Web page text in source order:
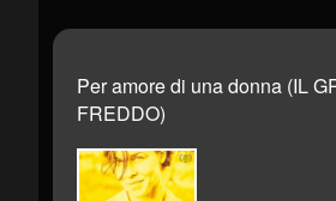
Per amore di una donna (IL
FREDDO)